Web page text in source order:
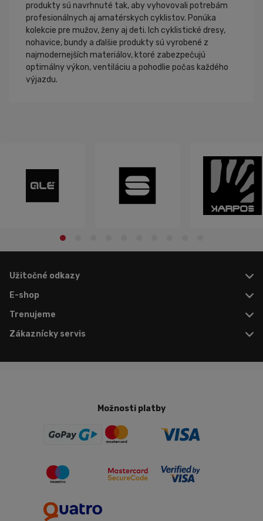
produkty sú navrhnuté tak, aby vyhovovali potrebám
profesionálnych aj amatérskych cyklistov. Ponúka
kolekcie pre mužov, ženy aj deti. Ich cyklistické dresy,
nohavice, bundy a ďalšie produkty sú vyrobené z
najmodernejších materiálov, ktoré zabezpečujú
optimálny výkon, ventiláciu a pohodlie počas každého
výjazdu.
Užitočné odkazy
E-shop
Trenujeme
Zákaznícky servis
Možnosti platby